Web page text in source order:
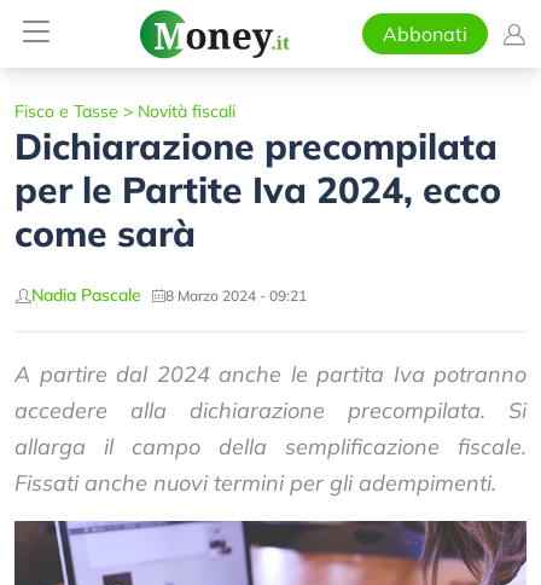
Abbonati
Fisco e Tasse > Novità fiscali
Dichiarazione precompilata
per le Partite Iva 2024, ecco
come sarà
Nadia Pascale 8 Marzo 2024 - 09:21
A partire dal 2024 anche le partita Iva potranno
accedere alla dichiarazione precompilata. Si
allarga il campo della semplificazione fiscale.
Fissati anche nuovi termini per gli adempimenti.